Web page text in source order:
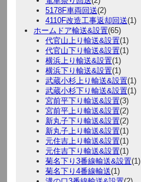
5178F車両回送(2)
4110F改造工事返却回送(1)
ホームドア輸送&設置(65)
代官山上り輸送&設置(1)
代官山下り輸送&設置(1)
横浜上り輸送&設置(1)
横浜下り輸送&設置(1)
武蔵小杉上り輸送&設置(1)
武蔵小杉下り輸送&設置(1)
宮前平下り輸送&設置(3)
宮前平上り輸送&設置(2)
新丸子下り輸送&設置(2)
新丸子上り輸送&設置(1)
元住吉上り輸送&設置(1)
元住吉下り輸送&設置(1)
菊名下り3番線輸送&設置(1)
菊名下り4番線輸送(1)